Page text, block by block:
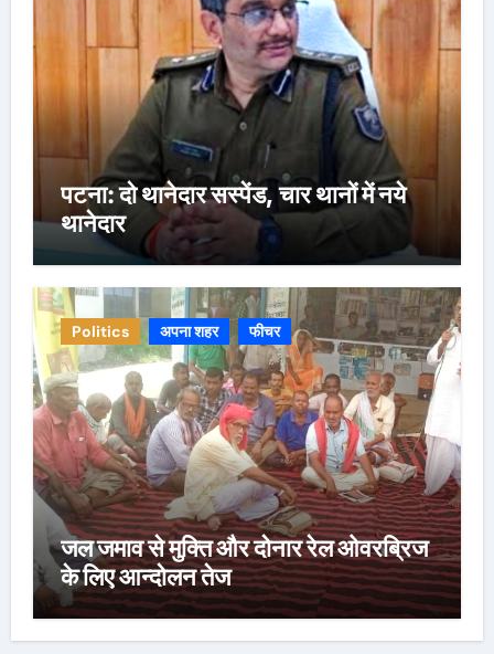
पटना: दो थानेदार सस्पेंड, चार थानों में नये
थानेदार
Politics अपना शहर फीचर
जल जमाव से मुक्ति और दोनार रेल ओवरब्रिज
के लिए आन्दोलन तेज